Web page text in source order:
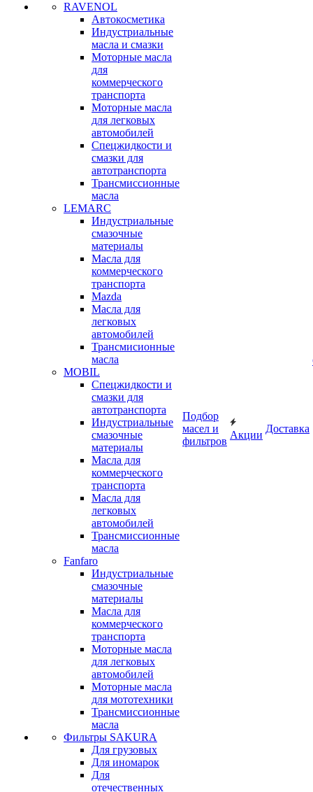
RAVENOL
Автокосметика
Индустриальные
масла и смазки
Моторные масла
для
коммерческого
транспорта
Моторные масла
для легковых
автомобилей
Спецжидкости и
смазки для
автотранспорта
Трансмиссионные
масла
LEMARC
Индустриальные
смазочные
материалы
Масла для
коммерческого
транспорта
Mazda
Масла для
легковых
автомобилей
Трансмисионные
масла
MOBIL
Cпецжидкости и
смазки для
автотранспорта
Индустриальные
смазочные
материалы
Масла для
коммерческого
транспорта
Масла для
легковых
автомобилей
Трансмиссионные
масла
Fanfaro
Индустриальные
смазочные
материалы
Масла для
коммерческого
транспорта
Моторные масла
для легковых
автомобилей
Моторные масла
для мототехники
Трансмиссионные
масла
Фильтры SAKURA
Для грузовых
Для иномарок
Для
отечественных
Подбор
масел и
фильтров
Акции
Доставка